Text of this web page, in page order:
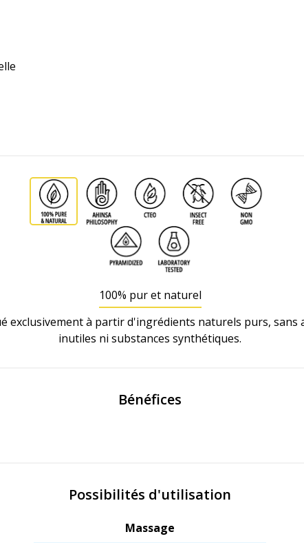
100% pur et naturel
exclusivement à partir d'ingrédients naturels purs, sans
inutiles ni substances synthétiques.
Bénéfices
Possibilités d'utilisation
Massage